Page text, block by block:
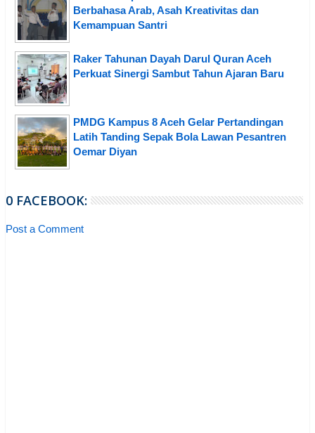
Berbahasa Arab, Asah Kreativitas dan
Kemampuan Santri
Raker Tahunan Dayah Darul Quran Aceh
Perkuat Sinergi Sambut Tahun Ajaran Baru
PMDG Kampus 8 Aceh Gelar Pertandingan
Latih Tanding Sepak Bola Lawan Pesantren
Oemar Diyan
0 FACEBOOK:
Post a Comment